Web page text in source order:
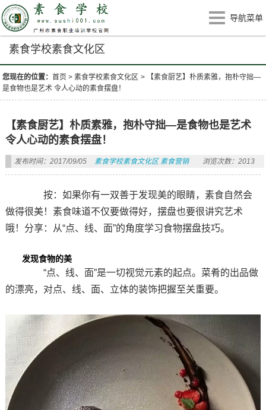
导航菜单
素食学校素食文化区
您现在的位置：首页 >素食学校素食文化区 >
【素食厨艺】朴质素雅，抱朴守拙—
是食物也是艺术 令人心动的素食摆盘！
【素食厨艺】朴质素雅，抱朴守拙—是食物也是艺术
令人心动的素食摆盘！
发布时间：2017/09/05 素食学校素食文化区 素食营销 浏览次数：2013
按：如果你有一双善于发现美的眼睛，素食自然会
做得很美！素食味道不仅要做得好，摆盘也要很讲究艺术
哦！分享：从“点、线、面”的角度学习食物摆盘技巧。
发现食物的美
“点、线、面”是一切视觉元素的起点。菜肴的出品做
的漂亮，对点、线、面、立体的装饰把握至关重要。